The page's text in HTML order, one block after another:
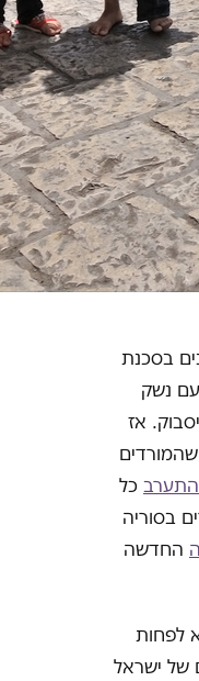
בסכנת
נשק
אז
התערב כל
בסוריה
החדשה
לפחות
של ישראל